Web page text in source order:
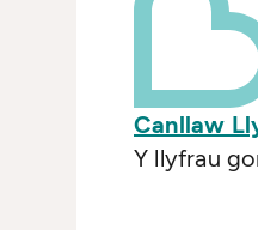
Canllaw
Y llyfrau